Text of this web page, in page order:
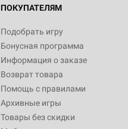
ПОКУПАТЕЛЯМ
Подобрать игру
Бонусная программа
Информация о заказе
Возврат товара
Помощь с правилами
Архивные игры
Товары без скидки